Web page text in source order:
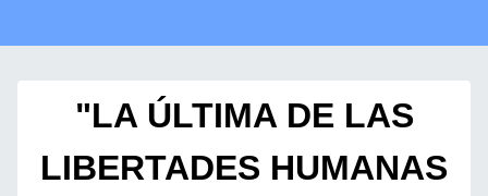
"LA ÚLTIMA DE LAS
LIBERTADES HUMANAS